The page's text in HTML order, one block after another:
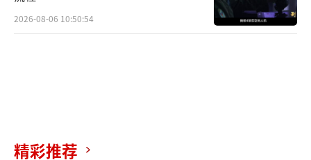
2026-08-06 10:50:54
精彩推荐